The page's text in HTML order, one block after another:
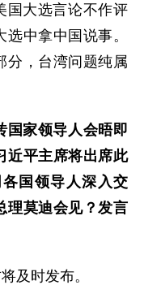
国大选言论不作评
中拿中国说事。
分，台湾问题纯属
国家领导人会晤即
近平主席将出席此
国领导人深入交
理莫迪会见？发言
及时发布。